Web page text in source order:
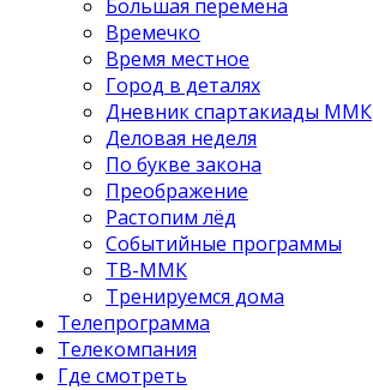
Большая перемена
Времечко
Время местное
Город в деталях
Дневник спартакиады ММК
Деловая неделя
По букве закона
Преображение
Растопим лёд
Событийные программы
ТВ-ММК
Тренируемся дома
Телепрограмма
Телекомпания
Где смотреть